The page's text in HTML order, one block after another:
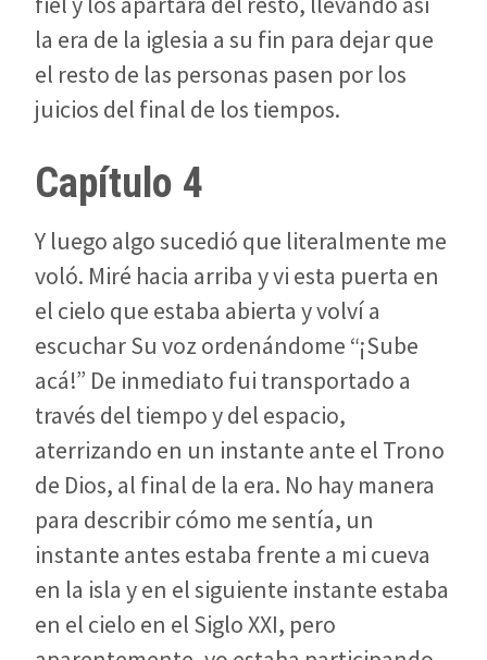
la era de la iglesia a su fin para dejar que
el resto de las personas pasen por los
juicios del final de los tiempos.
Capítulo 4
Y luego algo sucedió que literalmente me
voló. Miré hacia arriba y vi esta puerta en
el cielo que estaba abierta y volví a
escuchar Su voz ordenándome “¡Sube
acá!” De inmediato fui transportado a
través del tiempo y del espacio,
aterrizando en un instante ante el Trono
de Dios, al final de la era. No hay manera
para describir cómo me sentía, un
instante antes estaba frente a mi cueva
en la isla y en el siguiente instante estaba
en el cielo en el Siglo XXI, pero